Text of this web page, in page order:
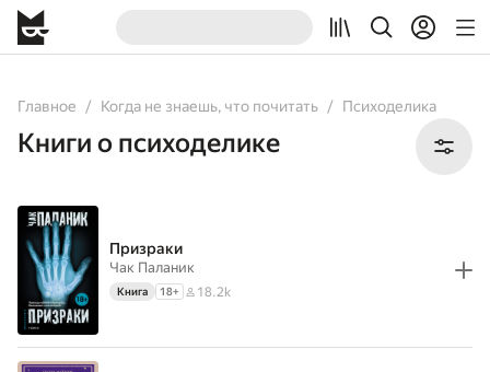
Главное Когда не знаешь, что почитать Психоделика
AllBooks
Книги о психоделике
Призраки
Чак Паланик
Книга 18+ 18.2k